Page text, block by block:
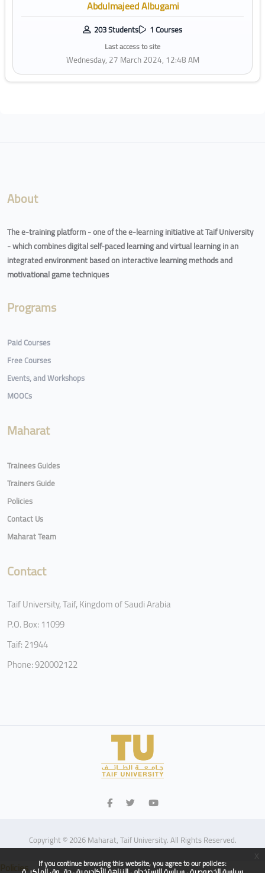
If you continue browsing this website, you agree to our policies:
Abdulmajeed Albugami
203 Students 1 Courses
Last access to site
Wednesday, 27 March 2024, 12:48 AM
About
The e-training platform - one of the e-learning initiative at Taif University
- which combines digital self-paced learning and virtual learning in an
integrated environment based on interactive learning methods and
motivational game techniques
Programs
Paid Courses
Free Courses
Events, and Workshops
MOOCs
Maharat
Trainees Guides
Trainers Guide
Policies
Contact Us
Maharat Team
Contact
Taif University, Taif, Kingdom of Saudi Arabia
P.O. Box: 11099
Taif: 21944
Phone: 920002122
Copyright © 2026 Maharat, Taif University. All Rights Reserved.
Policies